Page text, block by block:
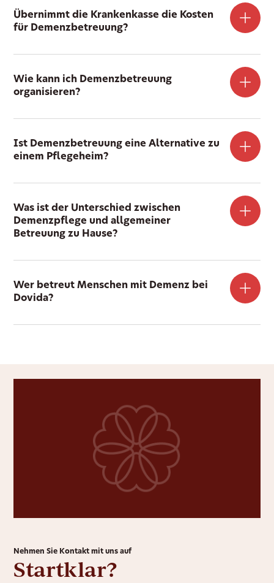
Übernimmt die Krankenkasse die Kosten
für Demenzbetreuung?
Wie kann ich Demenzbetreuung
organisieren?
Ist Demenzbetreuung eine Alternative zu
einem Pflegeheim?
Was ist der Unterschied zwischen
Demenzpflege und allgemeiner
Betreuung zu Hause?
Wer betreut Menschen mit Demenz bei
Dovida?
Nehmen Sie Kontakt mit uns auf
Startklar?